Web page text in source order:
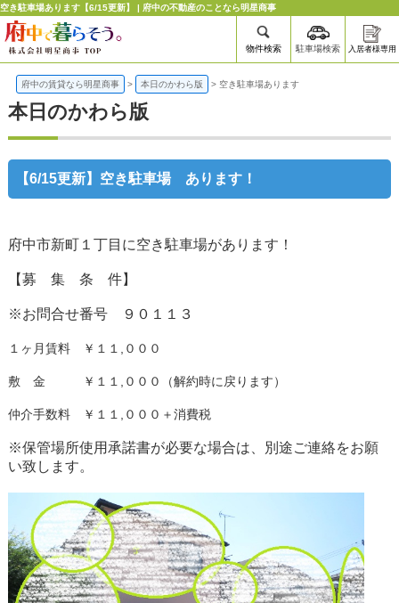
空き駐車場あります【6/15更新】 | 府中の不動産のことなら明星商事
物件検索 駐車場検索 入居者様専用
府中の賃貸なら明星商事 > 本日のかわら版 > 空き駐車場あります
本日のかわら版
【6/15更新】空き駐車場 あります！
府中市新町１丁目に空き駐車場があります！
【募 集 条 件】
※お問合せ番号 ９０１１３
１ヶ月賃料 ￥１１,０００
敷 金 ￥１１,０００（解約時に戻ります）
仲介手数料 ￥１１,０００＋消費税
※保管場所使用承諾書が必要な場合は、別途ご連絡をお願
い致します。